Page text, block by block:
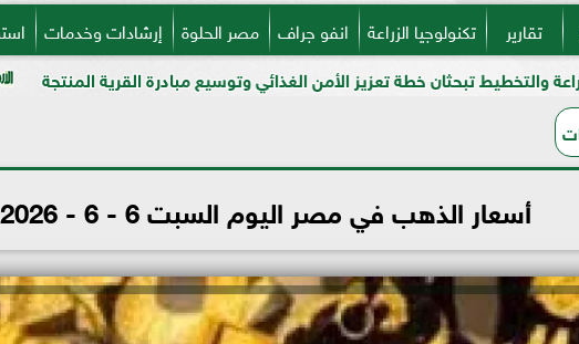
تقارير تكنولوجيا الزراعة انفو جراف مصر الحلوة إرشادات وخدمات
خسائر الفواكه خطة تعزيز الأمن الغذائي وتوسيع مبادرة القرية المنتجة
أسعار الذهب في مصر اليوم السبت 6 - 6 - 2026